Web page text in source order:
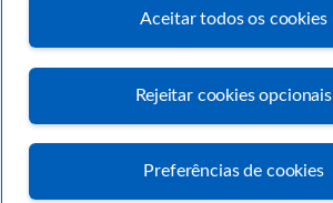
Arquivo
Aceitar todos os cookies
Rejeitar cookies opcionais
Preferências de cookies